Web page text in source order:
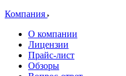
Компания
О компании
Лицензии
Прайс-лист
Обзоры